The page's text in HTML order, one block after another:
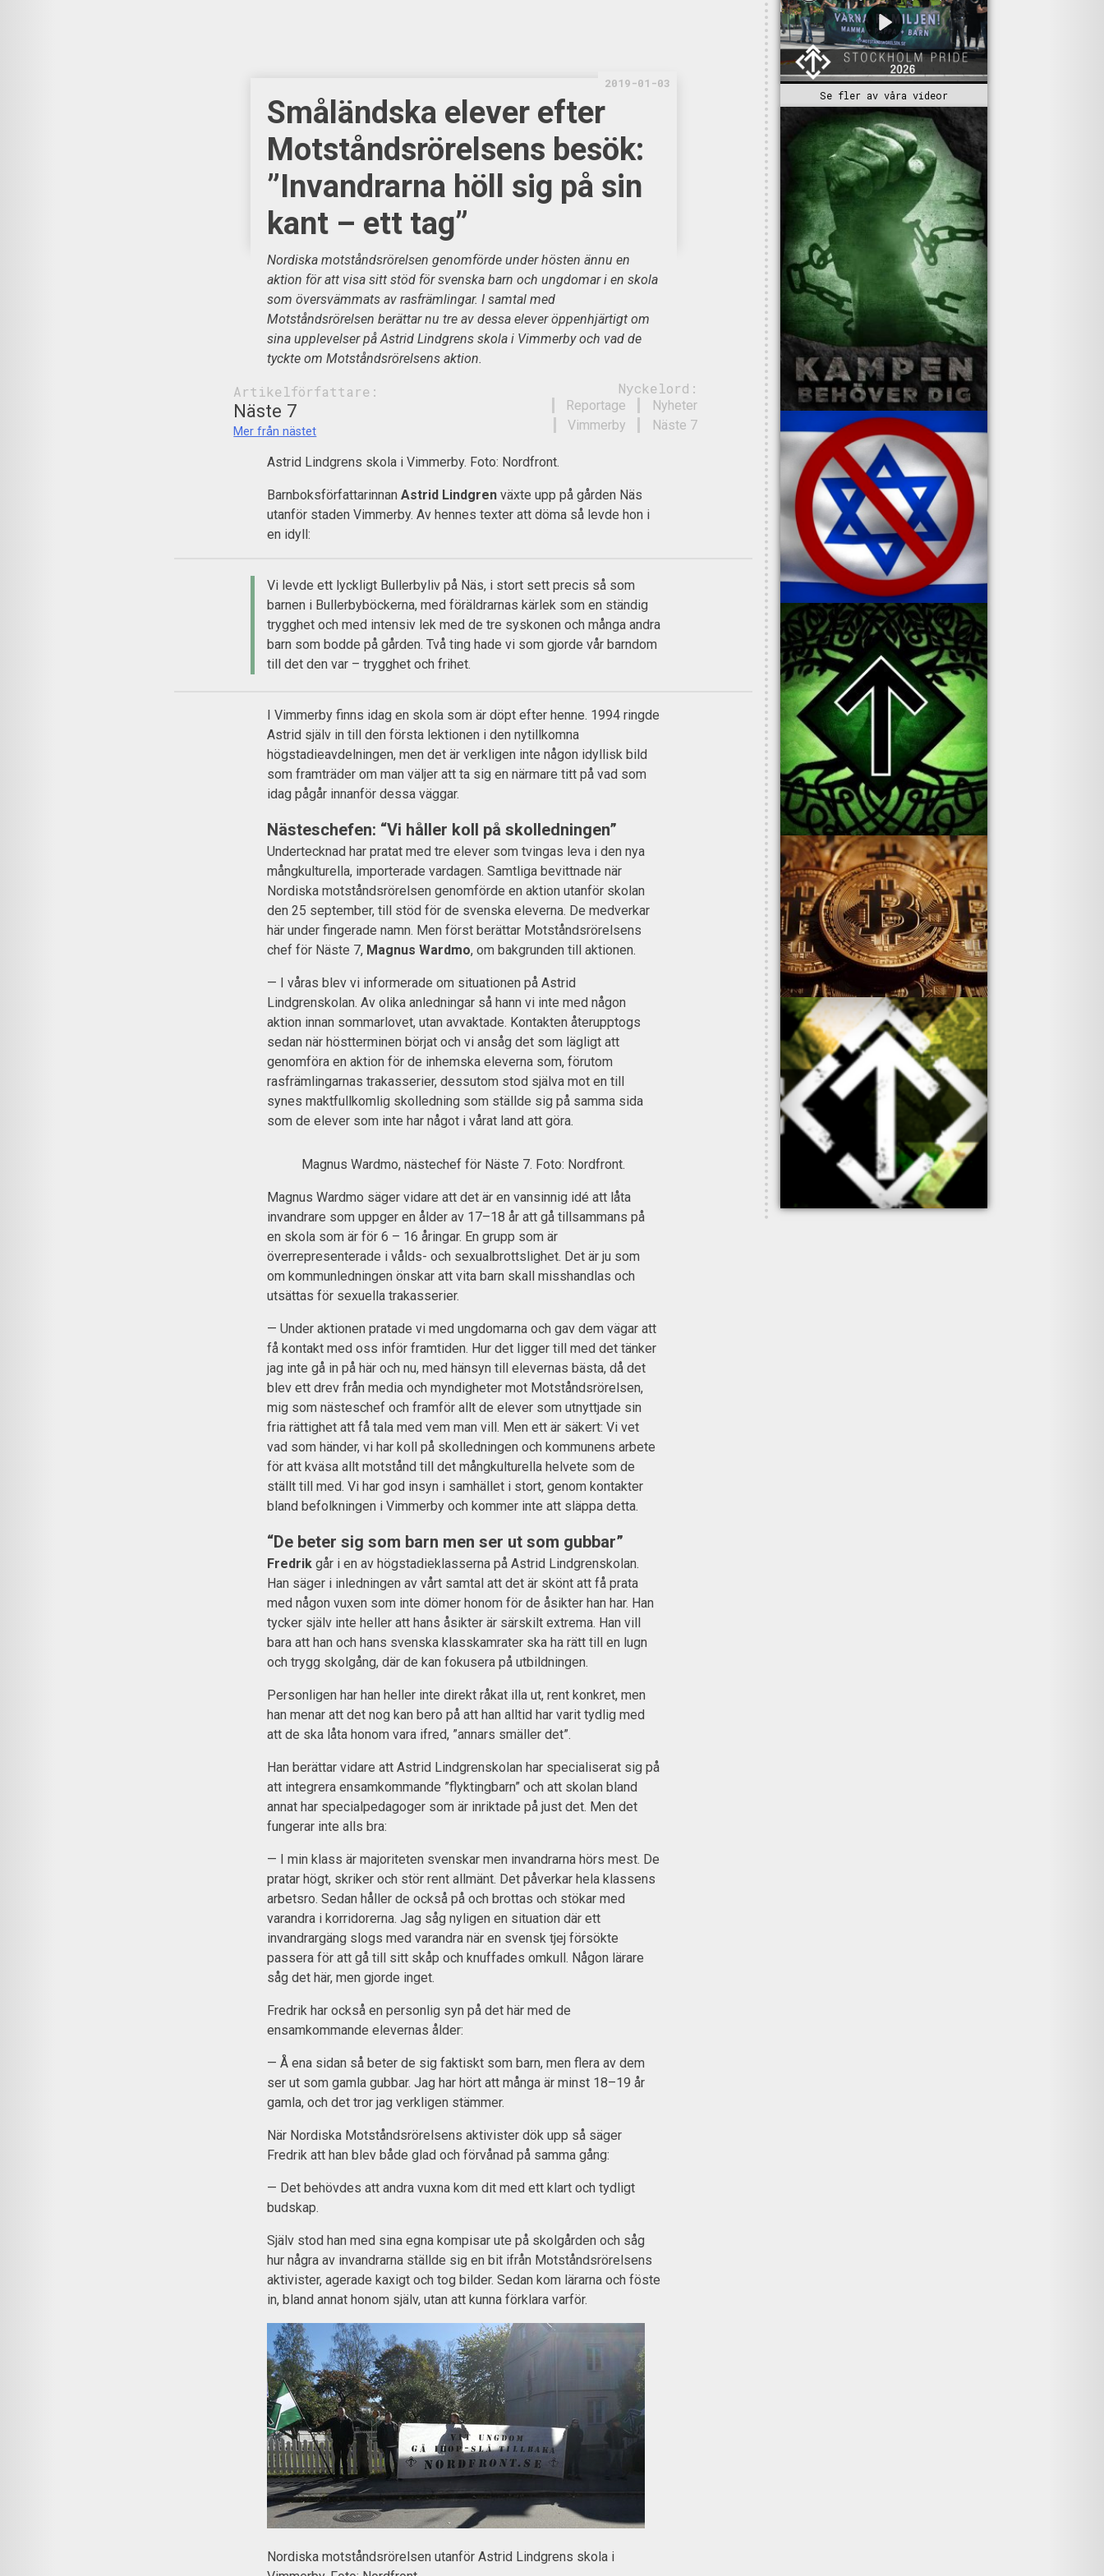
2019-01-03
Småländska elever efter
Motståndsrörelsens besök:
”Invandrarna höll sig på sin
kant – ett tag”
Nordiska motståndsrörelsen genomförde under hösten ännu en
aktion för att visa sitt stöd för svenska barn och ungdomar i en skola
som översvämmats av rasfrämlingar. I samtal med
Motståndsrörelsen berättar nu tre av dessa elever öppenhjärtigt om
sina upplevelser på Astrid Lindgrens skola i Vimmerby och vad de
tyckte om Motståndsrörelsens aktion.
Artikelförfattare:
Näste 7
Mer från nästet
Nyckelord:
Nyheter
Reportage
Näste 7
Vimmerby
Astrid Lindgrens skola i Vimmerby. Foto: Nordfront.
Barnboksförfattarinnan Astrid Lindgrenväxte upp på gården Näs
utanför staden Vimmerby. Av hennes texter att döma så levde hon i
en idyll:
Vi levde ett lyckligt Bullerbyliv på Näs, i stort sett precis så som
barnen i Bullerbyböckerna, med föräldrarnas kärlek som en ständig
trygghet och med intensiv lek med de tre syskonen och många andra
barn som bodde på gården. Två ting hade vi som gjorde vår barndom
till det den var – trygghet och frihet.
I Vimmerby finns idag en skola som är döpt efter henne. 1994 ringde
Astrid själv in till den första lektionen i den nytillkomna
högstadieavdelningen, men det är verkligen inte någon idyllisk bild
som framträder om man väljer att ta sig en närmare titt på vad som
idag pågår innanför dessa väggar.
Nästeschefen: “Vi håller koll på skolledningen”
Undertecknad har pratat med tre elever som tvingas leva i den nya
mångkulturella, importerade vardagen. Samtliga bevittnade när
Nordiska motståndsrörelsen genomförde en aktion utanför skolan
den 25 september, till stöd för de svenska eleverna. De medverkar
här under fingerade namn. Men först berättar Motståndsrörelsens
chef för Näste 7, Magnus Wardmo, om bakgrunden till aktionen.
— I våras blev vi informerade om situationen på Astrid
Lindgrenskolan. Av olika anledningar så hann vi inte med någon
aktion innan sommarlovet, utan avvaktade. Kontakten återupptogs
sedan när höstterminen börjat och vi ansåg det som lägligt att
genomföra en aktion för de inhemska eleverna som, förutom
rasfrämlingarnas trakasserier, dessutom stod själva mot en till
synes maktfullkomlig skolledning som ställde sig på samma sida
som de elever som inte har något i vårat land att göra.
Magnus Wardmo, nästechef för Näste 7. Foto: Nordfront.
Magnus Wardmo säger vidare att det är en vansinnig idé att låta
invandrare som uppger en ålder av 17–18 år att gå tillsammans på
en skola som är för 6 – 16 åringar. En grupp som är
överrepresenterade i vålds- och sexualbrottslighet. Det är ju som
om kommunledningen önskar att vita barn skall misshandlas och
utsättas för sexuella trakasserier.
— Under aktionen pratade vi med ungdomarna och gav dem vägar att
få kontakt med oss inför framtiden. Hur det ligger till med det tänker
jag inte gå in på här och nu, med hänsyn till elevernas bästa, då det
blev ett drev från media och myndigheter mot Motståndsrörelsen,
mig som nästeschef och framför allt de elever som utnyttjade sin
fria rättighet att få tala med vem man vill. Men ett är säkert: Vi vet
vad som händer, vi har koll på skolledningen och kommunens arbete
för att kväsa allt motstånd till det mångkulturella helvete som de
ställt till med. Vi har god insyn i samhället i stort, genom kontakter
bland befolkningen i Vimmerby och kommer inte att släppa detta.
“De beter sig som barn men ser ut som gubbar”
Fredrikgår i en av högstadieklasserna på Astrid Lindgrenskolan.
Han säger i inledningen av vårt samtal att det är skönt att få prata
med någon vuxen som inte dömer honom för de åsikter han har. Han
tycker själv inte heller att hans åsikter är särskilt extrema. Han vill
bara att han och hans svenska klasskamrater ska ha rätt till en lugn
och trygg skolgång, där de kan fokusera på utbildningen.
Personligen har han heller inte direkt råkat illa ut, rent konkret, men
han menar att det nog kan bero på att han alltid har varit tydlig med
att de ska låta honom vara ifred, ”annars smäller det”.
Han berättar vidare att Astrid Lindgrenskolan har specialiserat sig på
att integrera ensamkommande ”flyktingbarn” och att skolan bland
annat har specialpedagoger som är inriktade på just det. Men det
fungerar inte alls bra:
— I min klass är majoriteten svenskar men invandrarna hörs mest. De
pratar högt, skriker och stör rent allmänt. Det påverkar hela klassens
arbetsro. Sedan håller de också på och brottas och stökar med
varandra i korridorerna. Jag såg nyligen en situation där ett
invandrargäng slogs med varandra när en svensk tjej försökte
passera för att gå till sitt skåp och knuffades omkull. Någon lärare
såg det här, men gjorde inget.
Fredrik har också en personlig syn på det här med de
ensamkommande elevernas ålder:
— Å ena sidan så beter de sig faktiskt som barn, men flera av dem
ser ut som gamla gubbar. Jag har hört att många är minst 18–19 år
gamla, och det tror jag verkligen stämmer.
När Nordiska Motståndsrörelsens aktivister dök upp så säger
Fredrik att han blev både glad och förvånad på samma gång:
— Det behövdes att andra vuxna kom dit med ett klart och tydligt
budskap.
Själv stod han med sina egna kompisar ute på skolgården och såg
hur några av invandrarna ställde sig en bit ifrån Motståndsrörelsens
aktivister, agerade kaxigt och tog bilder. Sedan kom lärarna och föste
in, bland annat honom själv, utan att kunna förklara varför.
Nordiska motståndsrörelsen utanför Astrid Lindgrens skola i
Se fler av våra videor